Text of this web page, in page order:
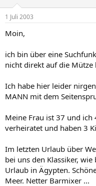
e
r
t
1 Juli 2003
Moin,
ich bin über eine
nicht direkt auf die Mütze
Ich habe hier leider
MANN mit dem
Meine Frau ist 37 und ich
verheiratet und haben 3
Im letzten Urlaub über
bei uns den Klassiker, wie
Urlaub in Ägypten.
Meer. Netter Barmixer ...